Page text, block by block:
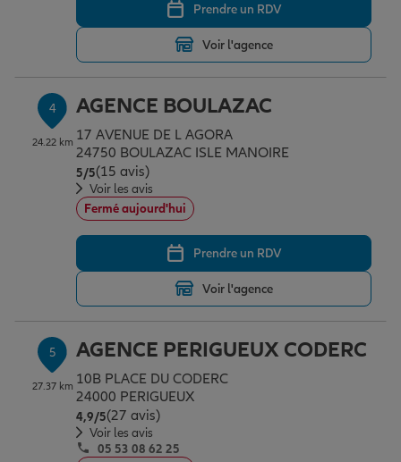
Retraite
Tous nos devis d'assurance
Prendre un RDV
Voir l'agence
4
24.22 km
AGENCE BOULAZAC
17 AVENUE DE L AGORA
24750 BOULAZAC ISLE MANOIRE
5/5Note de 5 sur 5
(15 avis)
Voir les avis
Fermé aujourd'hui
Prendre un RDV
Voir l'agence
5
27.37 km
AGENCE PERIGUEUX CODERC
10B PLACE DU CODERC
24000 PERIGUEUX
4,9/5Note de 4.9 sur 5
(27 avis)
Voir les avis
05 53 08 62 25